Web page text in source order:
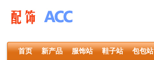
首页 新产品 服饰站 鞋子站 包包站